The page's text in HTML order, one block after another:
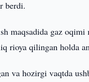
berdi.
maqsadida gaz oqimi
rioya qilingan holda
va hozirgi vaqtda